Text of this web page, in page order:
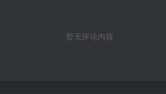
暂无评论内容